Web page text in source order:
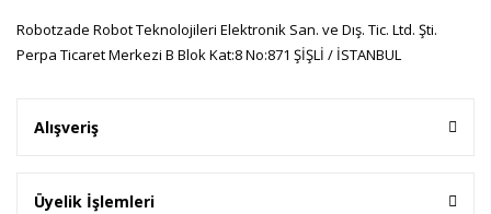
Robotzade Robot Teknolojileri Elektronik San. ve Dış. Tic. Ltd. Şti.
Perpa Ticaret Merkezi B Blok Kat:8 No:871 ŞİŞLİ / İSTANBUL
Alışveriş
Üyelik İşlemleri